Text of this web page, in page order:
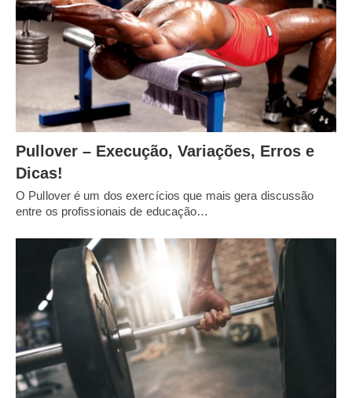
Pullover – Execução, Variações, Erros e
Dicas!
O Pullover é um dos exercícios que mais gera discussão
entre os profissionais de educação…